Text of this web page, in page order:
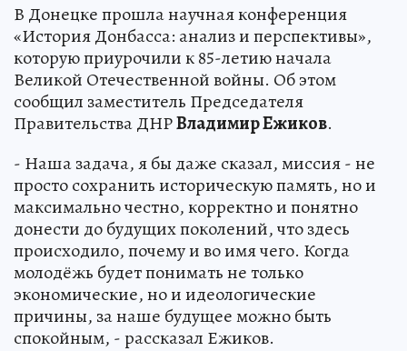
В Донецке прошла научная конференция
«История Донбасса: анализ и перспективы»,
которую приурочили к 85-летию начала
Великой Отечественной войны. Об этом
сообщил заместитель Председателя
Правительства ДНРВладимир Ежиков.
- Наша задача, я бы даже сказал, миссия - не
просто сохранить историческую память, но и
максимально честно, корректно и понятно
донести до будущих поколений, что здесь
происходило, почему и во имя чего. Когда
молодёжь будет понимать не только
экономические, но и идеологические
причины, за наше будущее можно быть
спокойным, - рассказал Ежиков.